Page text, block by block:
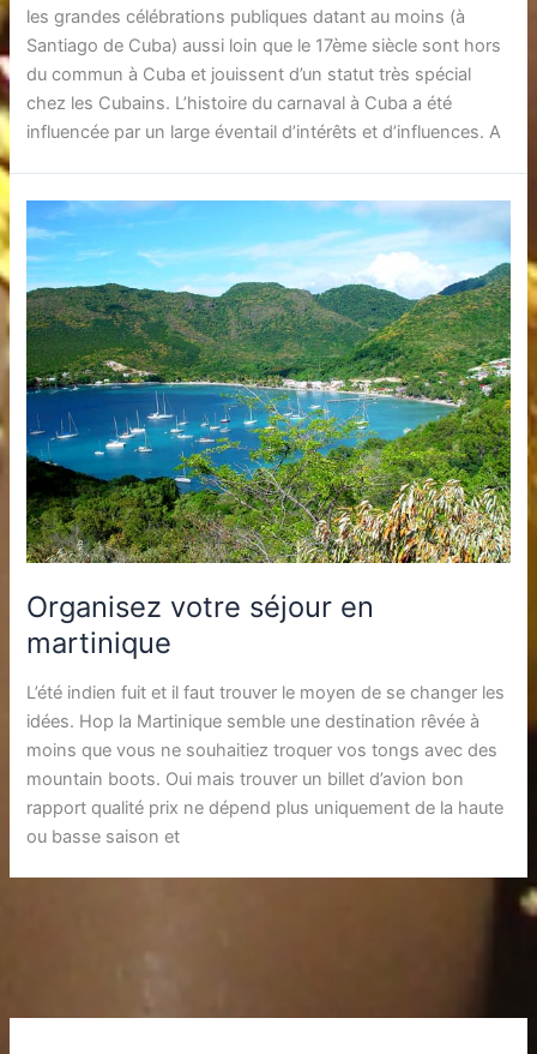
les grandes célébrations publiques datant au moins (à
Santiago de Cuba) aussi loin que le 17ème siècle sont hors
du commun à Cuba et jouissent d’un statut très spécial
chez les Cubains. L’histoire du carnaval à Cuba a été
influencée par un large éventail d’intérêts et d’influences. A
Organisez votre séjour en
martinique
L’été indien fuit et il faut trouver le moyen de se changer les
idées. Hop la Martinique semble une destination rêvée à
moins que vous ne souhaitiez troquer vos tongs avec des
mountain boots. Oui mais trouver un billet d’avion bon
rapport qualité prix ne dépend plus uniquement de la haute
ou basse saison et